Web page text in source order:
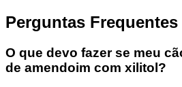
Perguntas Frequentes
O que devo fazer se meu
de amendoim com xilitol?